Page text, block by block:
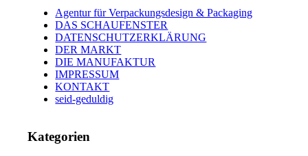
Agentur für Verpackungsdesign & Packaging
DAS SCHAUFENSTER
DATENSCHUTZERKLÄRUNG
DER MARKT
DIE MANUFAKTUR
IMPRESSUM
KONTAKT
seid-geduldig
Kategorien